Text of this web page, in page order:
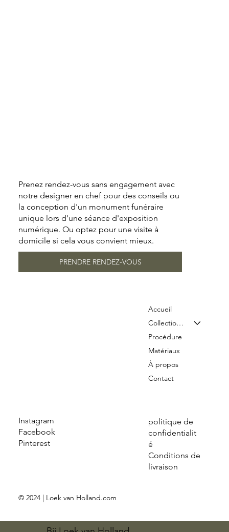
Instagram
Facebook
Pinterest
politique de
confidentialit
é
Conditions de
livraison
Accueil
Collection & Tarifs
Procédure
Matériaux
À propos
Contact
© 2024 | Loek van Holland.com
Prenez rendez-vous sans engagement avec
notre designer en chef pour des conseils ou
la conception d'un monument funéraire
unique lors d'une séance d'exposition
numérique. Ou optez pour une visite à
domicile si cela vous convient mieux.
PRENDRE RENDEZ-VOUS